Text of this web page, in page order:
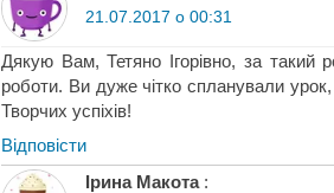
21.07.2017 о 00:31
Дякую Вам, Тетяно Ігорівно, за такий
роботи. Ви дуже чітко спланували
Творчих успіхів!
Відповіcти
Ірина Макота :